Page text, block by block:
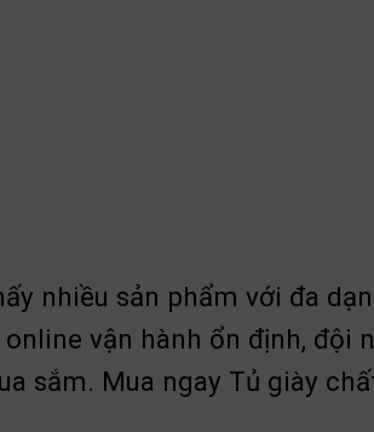
nhiều sản phẩm với đa
vận hành ổn định, đội
sắm. Mua ngay Tủ giày